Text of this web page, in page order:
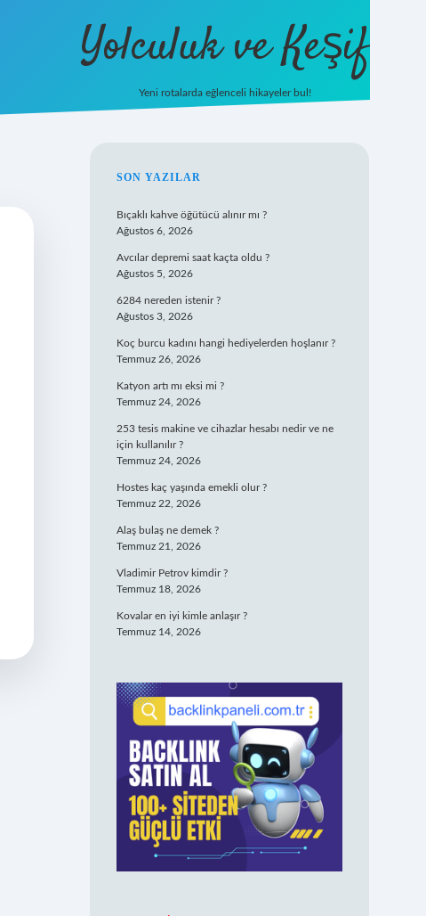
Yolculuk ve Keşif
Yeni rotalarda eğlenceli hikayeler bul!
SIDEBAR
SON YAZILAR
Bıçaklı kahve öğütücü alınır mı ?
Ağustos 6, 2026
Avcılar depremi saat kaçta oldu ?
Ağustos 5, 2026
6284 nereden istenir ?
Ağustos 3, 2026
Koç burcu kadını hangi hediyelerden hoşlanır ?
Temmuz 26, 2026
Katyon artı mı eksi mi ?
Temmuz 24, 2026
253 tesis makine ve cihazlar hesabı nedir ve ne
için kullanılır ?
Temmuz 24, 2026
Hostes kaç yaşında emekli olur ?
Temmuz 22, 2026
Alaş bulaş ne demek ?
Temmuz 21, 2026
Vladimir Petrov kimdir ?
Temmuz 18, 2026
Kovalar en iyi kimle anlaşır ?
Temmuz 14, 2026